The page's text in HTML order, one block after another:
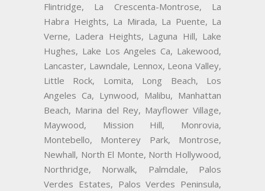
Flintridge, La Crescenta-Montrose, La
Habra Heights, La Mirada, La Puente, La
Verne, Ladera Heights, Laguna Hill, Lake
Hughes, Lake Los Angeles Ca, Lakewood,
Lancaster, Lawndale, Lennox, Leona Valley,
Little Rock, Lomita, Long Beach, Los
Angeles Ca, Lynwood, Malibu, Manhattan
Beach, Marina del Rey, Mayflower Village,
Maywood, Mission Hill, Monrovia,
Montebello, Monterey Park, Montrose,
Newhall, North El Monte, North Hollywood,
Northridge, Norwalk, Palmdale, Palos
Verdes Estates, Palos Verdes Peninsula,